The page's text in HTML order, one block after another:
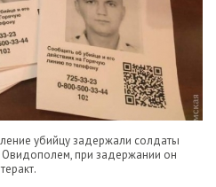
убийцу задержали солдаты
при задержании он